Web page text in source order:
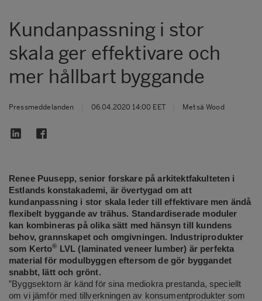
Kundanpassning i stor
skala ger effektivare och
mer hållbart byggande
Pressmeddelanden 06.04.2020 14:00 EET Metsä Wood
Renee Puusepp, senior forskare på arkitektfakulteten i
Estlands konstakademi, är övertygad om att
kundanpassning i stor skala leder till effektivare men ändå
flexibelt byggande av trähus. Standardiserade moduler
kan kombineras på olika sätt med hänsyn till kundens
behov, grannskapet och omgivningen. Industriprodukter
som Kerto®
LVL (laminated veneer lumber) är perfekta
material för modulbyggen eftersom de gör byggandet
snabbt, lätt och grönt.
”Byggsektorn är känd för sina mediokra prestanda, speciellt
om vi jämför med tillverkningen av konsumentprodukter som